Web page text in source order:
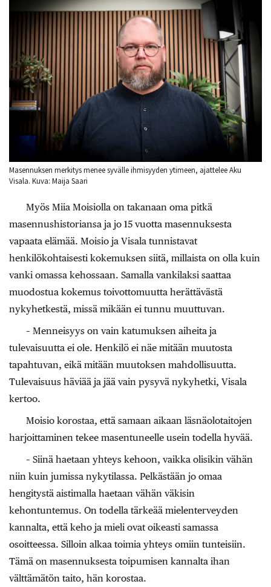
Masennuksen merkitys menee syvälle ihmisyyden ytimeen, ajattelee Aku
Visala. Kuva: Maija Saari
Myös Miia Moisiolla on takanaan oma pitkä
masennushistoriansa ja jo 15 vuotta masennuksesta
vapaata elämää. Moisio ja Visala tunnistavat
henkilökohtaisesti kokemuksen siitä, millaista on olla kuin
vanki omassa kehossaan. Samalla vankilaksi saattaa
muodostua kokemus toivottomuutta herättävästä
nykyhetkestä, missä mikään ei tunnu muuttuvan.
– Menneisyys on vain katumuksen aiheita ja
tulevaisuutta ei ole. Henkilö ei näe mitään muutosta
tapahtuvan, eikä mitään muutoksen mahdollisuutta.
Tulevaisuus häviää ja jää vain pysyvä nykyhetki, Visala
kertoo.
Moisio korostaa, että samaan aikaan läsnäolotaitojen
harjoittaminen tekee masentuneelle usein todella hyvää.
– Siinä haetaan yhteys kehoon, vaikka olisikin vähän
niin kuin jumissa nykytilassa. Pelkästään jo omaa
hengitystä aistimalla haetaan vähän väkisin
kehontuntemus. On todella tärkeää mielenterveyden
kannalta, että keho ja mieli ovat oikeasti samassa
osoitteessa. Silloin alkaa toimia yhteys omiin tunteisiin.
Tämä on masennuksesta toipumisen kannalta ihan
välttämätön taito, hän korostaa.